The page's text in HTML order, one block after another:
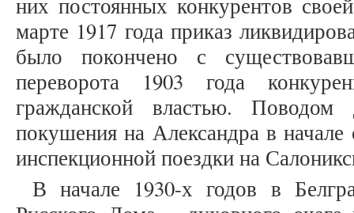
них постоянных конкурентов
марте 1917 года приказ
было покончено с
переворота 1903 года
гражданской властью.
покушения на Александра в начале
инспекционной поездки на
В начале 1930-х годов в